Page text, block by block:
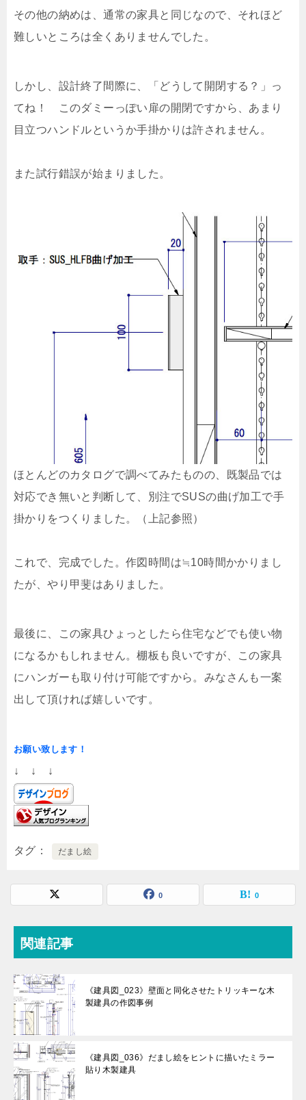
その他の納めは、通常の家具と同じなので、それほど
難しいところは全くありませんでした。
しかし、設計終了間際に、「どうして開閉する？」っ
てね！ このダミーっぽい扉の開閉ですから、あまり
目立つハンドルというか手掛かりは許されません。
また試行錯誤が始まりました。
ほとんどのカタログで調べてみたものの、既製品では
対応でき無いと判断して、別注でSUSの曲げ加工で手
掛かりをつくりました。（上記参照）
これで、完成でした。作図時間は≒10時間かかりまし
たが、やり甲斐はありました。
最後に、この家具ひょっとしたら住宅などでも使い物
になるかもしれません。棚板も良いですが、この家具
にハンガーも取り付け可能ですから。みなさんも一案
出して頂ければ嬉しいです。
お願い致します！
↓ ↓ ↓
タグ だまし絵
0 0
関連記事
《建具図_023》壁面と同化させたトリッキーな木
製建具の作図事例
《建具図_036》だまし絵をヒントに描いたミラー
貼り木製建具